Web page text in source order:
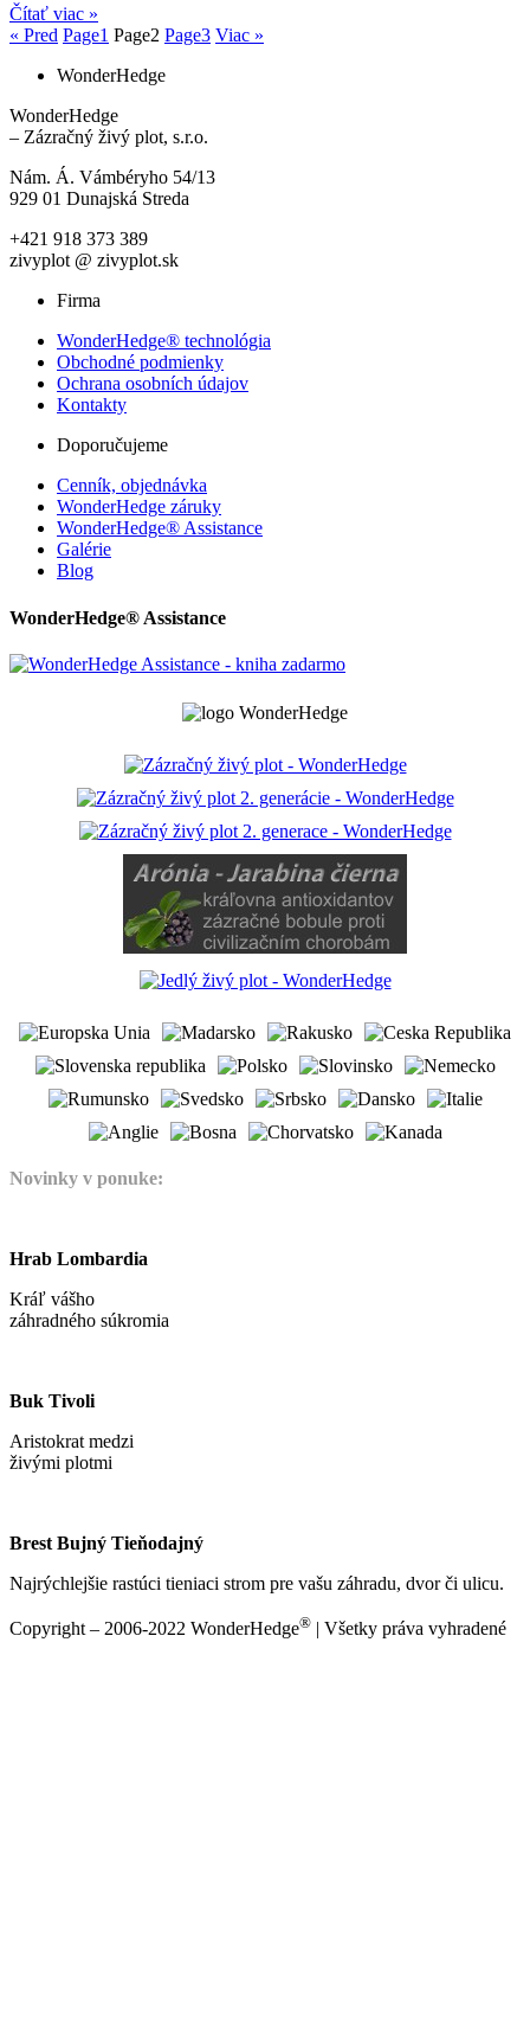
Čítať viac »
« Pred Page1 Page2 Page3 Viac »
WonderHedge
WonderHedge
– Zázračný živý plot, s.r.o.
Nám. Á. Vámbéryho 54/13
929 01 Dunajská Streda
+421 918 373 389
zivyplot @ zivyplot.sk
Firma
WonderHedge® technológia
Obchodné podmienky
Ochrana osobních údajov
Kontakty
Doporučujeme
Cenník, objednávka
WonderHedge záruky
WonderHedge® Assistance
Galérie
Blog
WonderHedge® Assistance
Novinky v ponuke:
Hrab Lombardia
Kráľ vášho
záhradného súkromia
Buk Tivoli
Aristokrat medzi
živými plotmi
Brest Bujný Tieňodajný
Najrýchlejšie rastúci tieniaci strom pre vašu záhradu, dvor či ulicu.
Copyright – 2006-2022 WonderHedge® | Všetky práva vyhradené